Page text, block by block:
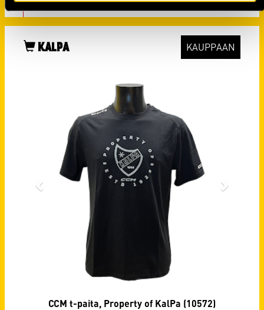
KALPA KAUPPAAN
CCM t-paita, Property of KalPa (10572)